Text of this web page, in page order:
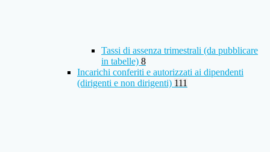
Tassi di assenza trimestrali (da pubblicare
in tabelle) 8
Incarichi conferiti e autorizzati ai dipendenti
(dirigenti e non dirigenti) 111